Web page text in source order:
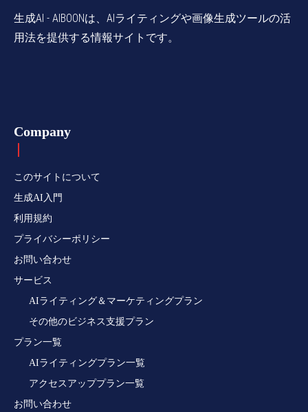
生成AI - AIBOONは、AIライティングや画像生成ツールの活
用法を提供する情報サイトです。
Company
このサイトについて
生成AI入門
利用規約
プライバシーポリシー
お問い合わせ
サービス
AIライティング＆マーケティングプラン
その他のビジネス支援プラン
プラン一覧
AIライティングプラン一覧
アクセスアッププラン一覧
お問い合わせ